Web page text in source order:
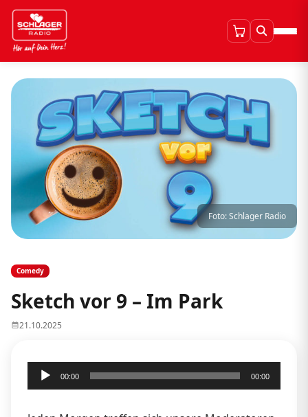
Foto: Schlager Radio
Comedy
Sketch vor 9 – Im Park
21.10.2025
Audio-
Player
00:00 00:00